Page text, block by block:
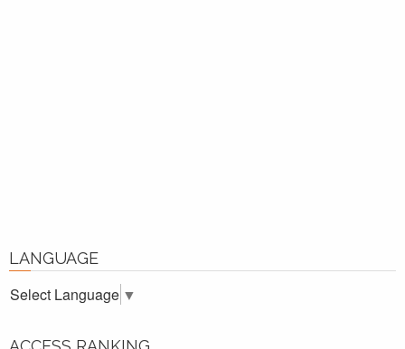
LANGUAGE
Select Language ▼